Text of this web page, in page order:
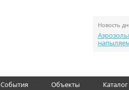
Новость
События Объекты